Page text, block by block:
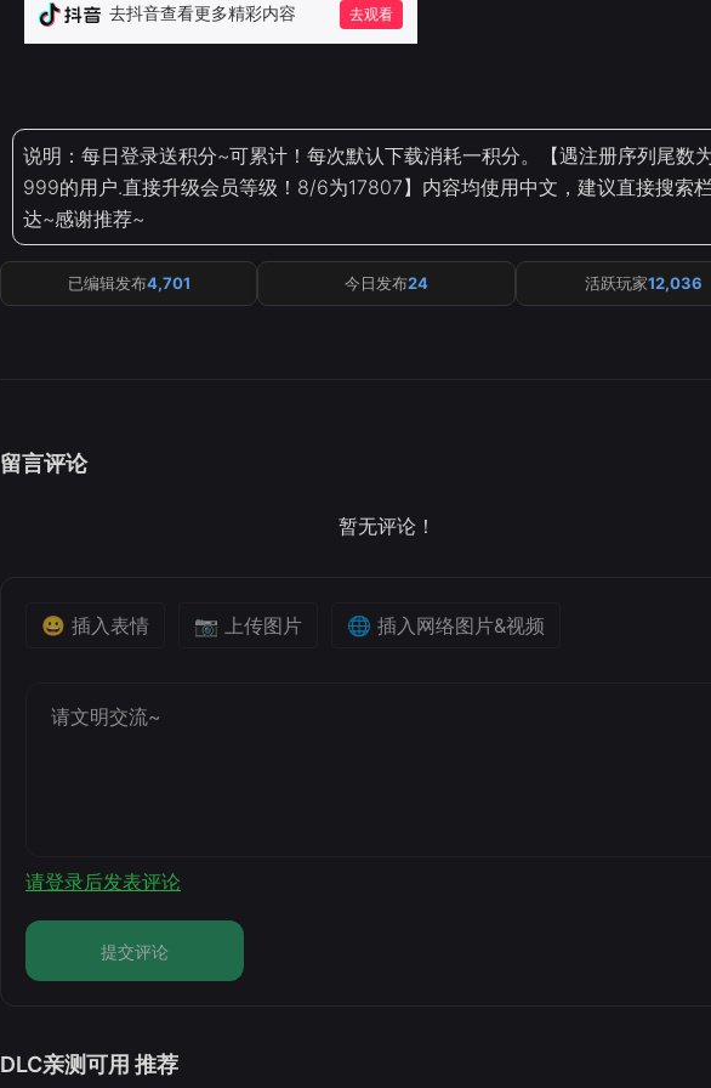
说明：每日登录送积分~可累计！每次默认下载消耗一积分。【遇注册序列尾数
999的用户.直接升级会员等级！8/6为17807】内容均使用中文，建议直接搜索
达~感谢推荐~
已编辑发布4,701 今日发布24 活跃玩家12,036
留言评论
暂无评论！
😀 插入表情 📷 上传图片 🌐 插入网络图片&视频
请登录后发表评论
提交评论
DLC亲测可用 推荐